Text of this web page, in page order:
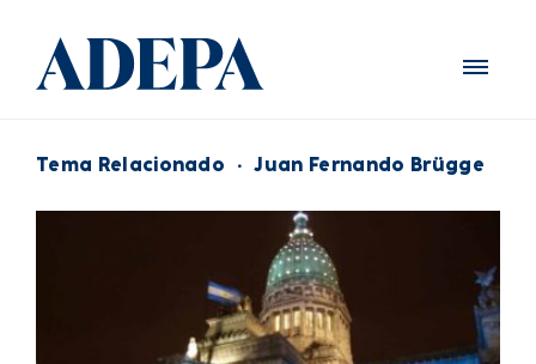
Tema Relacionado · Juan Fernando Brügge